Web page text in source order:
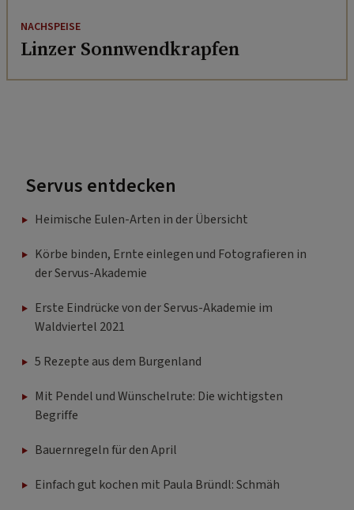
NACHSPEISE
Linzer Sonnwendkrapfen
Servus entdecken
Heimische Eulen-Arten in der Übersicht
Körbe binden, Ernte einlegen und Fotografieren in
der Servus-Akademie
Erste Eindrücke von der Servus-Akademie im
Waldviertel 2021
5 Rezepte aus dem Burgenland
Mit Pendel und Wünschelrute: Die wichtigsten
Begriffe
Bauernregeln für den April
Einfach gut kochen mit Paula Bründl: Schmäh